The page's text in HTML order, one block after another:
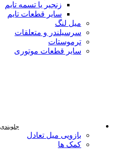
زنجیر یا تسمه تایم
سایر قطعات تایم
میل لنگ
سرسیلندر و متعلقات
ترموستات
سایر قطعات موتوری
بازویی میل تعادل
کمک ها